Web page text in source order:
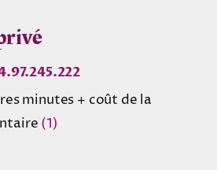
minutes + coût de la
(1)